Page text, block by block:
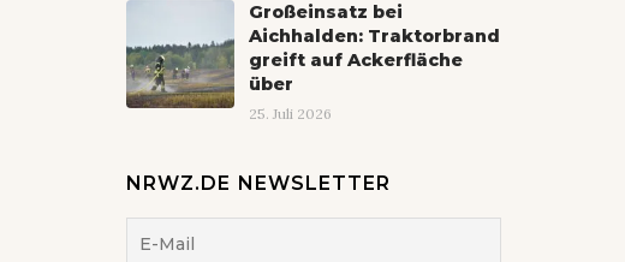
Großeinsatz bei
Aichhalden: Traktorbrand
greift auf Ackerfläche
über
25. Juli 2026
NRWZ.DE NEWSLETTER